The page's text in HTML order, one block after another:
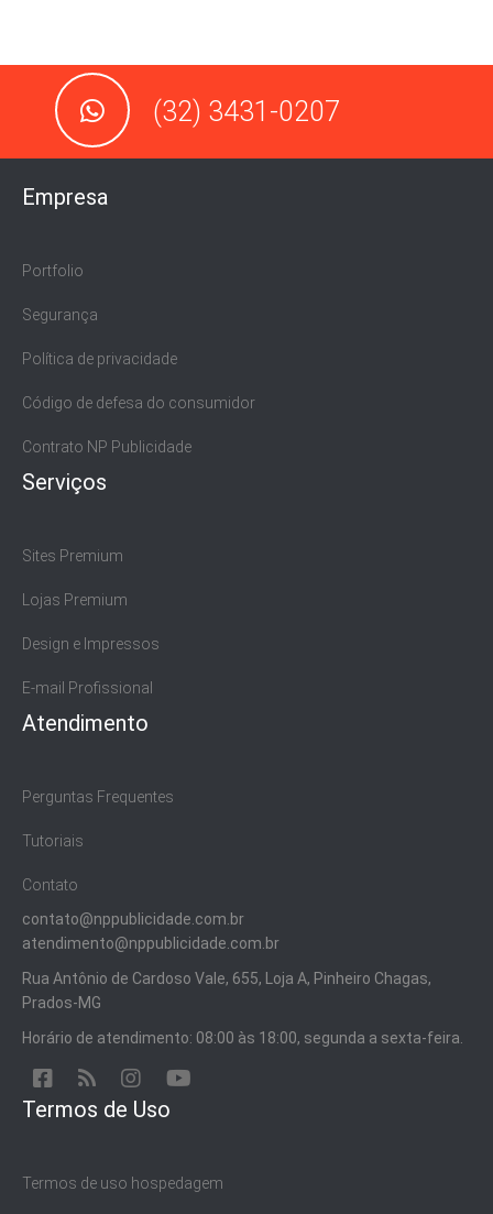
(32) 3431-0207
Empresa
Portfolio
Segurança
Política de privacidade
Código de defesa do consumidor
Contrato NP Publicidade
Serviços
Sites Premium
Lojas Premium
Design e Impressos
E-mail Profissional
Atendimento
Perguntas Frequentes
Tutoriais
Contato
contato@nppublicidade.com.br
atendimento@nppublicidade.com.br
Rua Antônio de Cardoso Vale, 655, Loja A, Pinheiro Chagas,
Prados-MG
Horário de atendimento: 08:00 às 18:00, segunda a sexta-feira.
Termos de Uso
Termos de uso hospedagem